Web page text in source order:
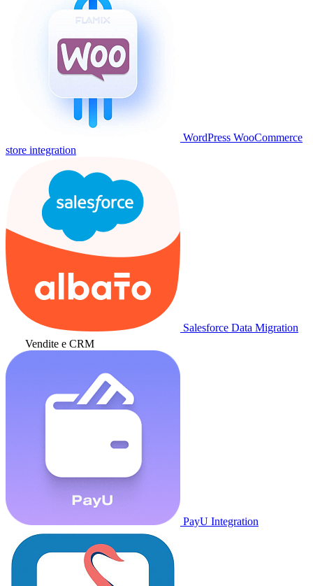
WordPress WooCommerce
store integration
Salesforce Data Migration
Vendite e CRM
PayU Integration